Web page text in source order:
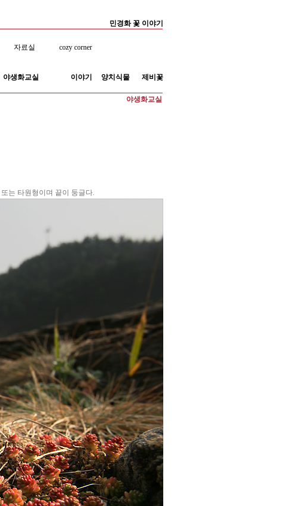
민경화 꽃 이야기
자료실 cozy corner
야생화교실 이야기 양치식물 제비꽃
야생화교실
는 타원형이며 끝이 둥글다.